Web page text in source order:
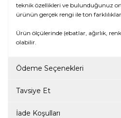
teknik özellikleri ve bulunduğunuz
ürünün gerçek rengi ile ton
Ürün ölçülerinde (ebatlar, ağırlık,
olabilir.
Ödeme Seçenekleri
Tavsiye Et
İade Koşulları